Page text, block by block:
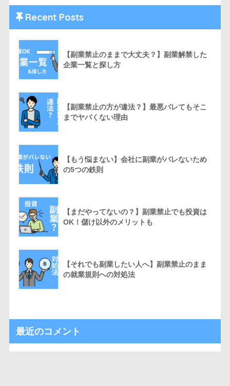
Recent Posts
【副業禁止のままで大丈夫？】副業解禁した
企業一覧と探し方
【副業禁止の方が違法？】最悪バレてもそこ
までヤバくない理由
【もう悩まない】会社に副業がバレないため
の5つの鉄則
【まだやってないの？】副業禁止でも投資は
OK！儲け以外のメリットも
【それでも副業したい人へ】副業禁止のまま
の就業規則への対処法
最近のコメント